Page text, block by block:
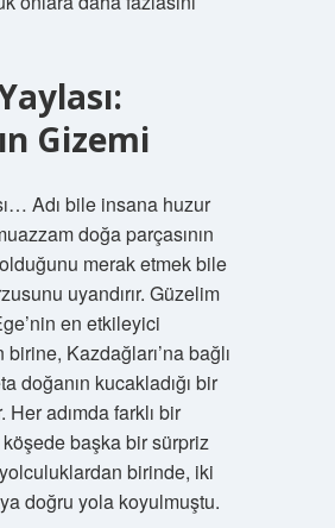
Gizemi
Adı bile insana huzur
doğa parçasının
merak etmek bile
uyandırır. Güzelim
en etkileyici
Kazdağları’na bağlı
doğanın kucakladığı bir
adımda farklı bir
başka bir sürpriz
birinde, iki
doğru yola koyulmuştu.